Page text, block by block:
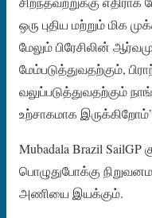
ஒரு புதிய மற்றும் மிக
மேலும் பிரேசிலின்
மேம்படுத்துவதற்கும்,
வலுப்படுத்துவதற்கும்
உற்சாகமாக
Mubadala Brazil SailGP
பொழுதுபோக்கு
அணியை இயக்கும்.